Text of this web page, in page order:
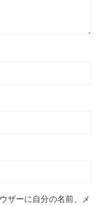
ザーに自分の名前、メ